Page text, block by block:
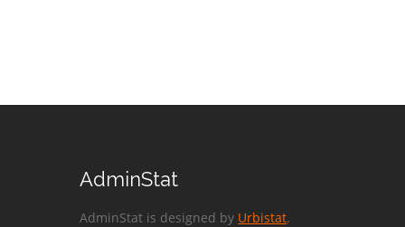
AdminStat
AdminStat is designed by Urbistat.